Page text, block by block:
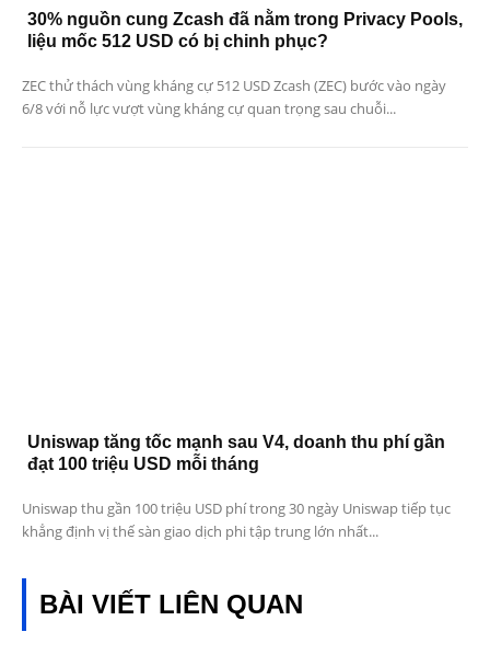
30% nguồn cung Zcash đã nằm trong Privacy Pools,
liệu mốc 512 USD có bị chinh phục?
ZEC thử thách vùng kháng cự 512 USD Zcash (ZEC) bước vào ngày
6/8 với nỗ lực vượt vùng kháng cự quan trọng sau chuỗi...
Uniswap tăng tốc mạnh sau V4, doanh thu phí gần
đạt 100 triệu USD mỗi tháng
Uniswap thu gần 100 triệu USD phí trong 30 ngày Uniswap tiếp tục
khẳng định vị thế sàn giao dịch phi tập trung lớn nhất...
BÀI VIẾT LIÊN QUAN